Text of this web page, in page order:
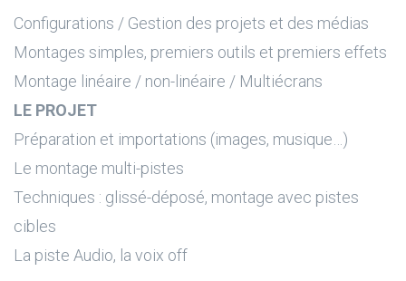
Configurations / Gestion des projets et des médias
Montages simples, premiers outils et premiers effets
Montage linéaire / non-linéaire / Multiécrans
LE PROJET
Préparation et importations (images, musique…)
Le montage multi-pistes
Techniques : glissé-déposé, montage avec pistes
cibles
La piste Audio, la voix off